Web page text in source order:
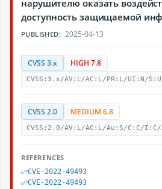
нарушителю оказать
доступность защищаемой
PUBLISHED: 2025-04-13
CVSS 3.x HIGH 7.8
CVSS:3.x/AV:L/AC:L/PR:L/UI:N/
CVSS 2.0 MEDIUM 6.8
CVSS:2.0/AV:L/AC:L/Au:S/C:C/I:C/
REFERENCES
CVE-2022-49493
CVE-2022-49493